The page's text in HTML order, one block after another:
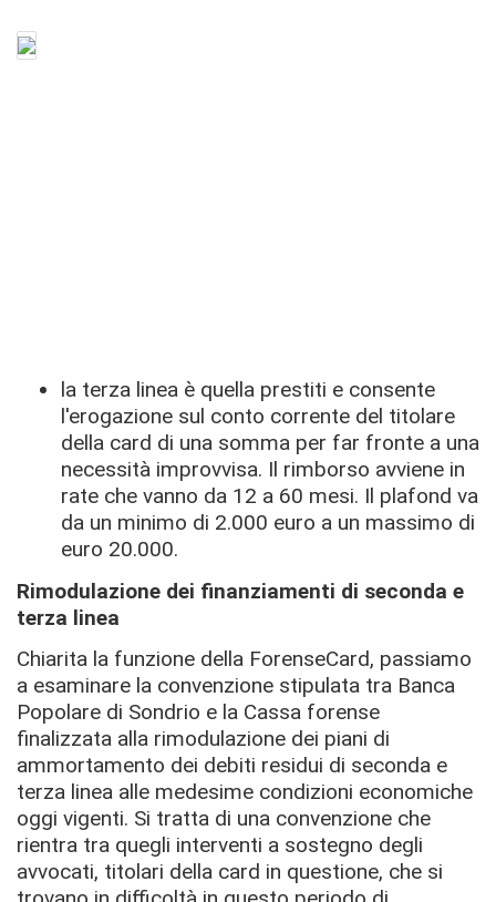
la terza linea è quella prestiti e consente
l'erogazione sul conto corrente del titolare
della card di una somma per far fronte a una
necessità improvvisa. Il rimborso avviene in
rate che vanno da 12 a 60 mesi. Il plafond va
da un minimo di 2.000 euro a un massimo di
euro 20.000.
Rimodulazione dei finanziamenti di seconda e
terza linea
Chiarita la funzione della ForenseCard, passiamo
a esaminare la convenzione stipulata tra Banca
Popolare di Sondrio e la Cassa forense
finalizzata alla rimodulazione dei piani di
ammortamento dei debiti residui di seconda e
terza linea alle medesime condizioni economiche
oggi vigenti. Si tratta di una convenzione che
rientra tra quegli interventi a sostegno degli
avvocati, titolari della card in questione, che si